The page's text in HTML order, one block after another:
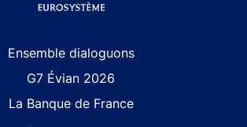
Ensemble dialoguons
G7 Évian 2026
La Banque de France